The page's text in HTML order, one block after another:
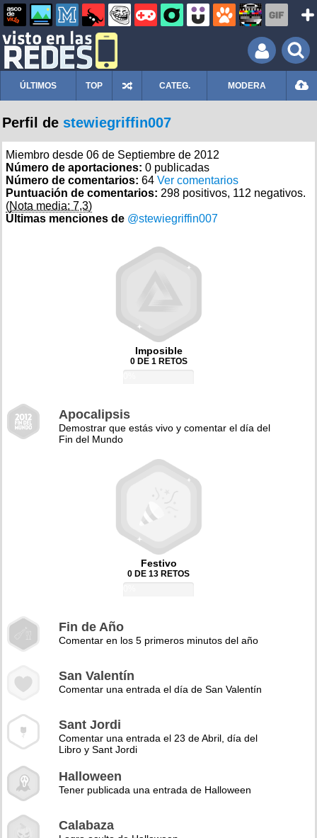
ÚLTIMOS TOP CATEG. MODERA
Perfil de stewiegriffin007
Miembro desde 06 de Septiembre de 2012
Número de aportaciones: 0 publicadas
Número de comentarios: 64 Ver comentarios
Puntuación de comentarios: 298 positivos, 112 negativos.
(Nota media: 7,3)
Últimas menciones de @stewiegriffin007
Imposible
0 DE 1 RETOS
Apocalipsis
Demostrar que estás vivo y comentar el día del
Fin del Mundo
Festivo
0 DE 13 RETOS
Fin de Año
Comentar en los 5 primeros minutos del año
San Valentín
Comentar una entrada el día de San Valentín
Sant Jordi
Comentar una entrada el 23 de Abril, día del
Libro y Sant Jordi
Halloween
Tener publicada una entrada de Halloween
Calabaza